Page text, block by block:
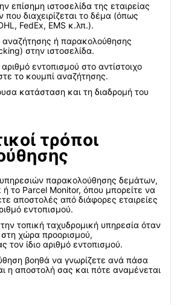
επίσημη ιστοσελίδα της εταιρείας
διαχειρίζεται το δέμα (όπως
FedEx, EMS κ.λπ.).
αναζήτησης ή παρακολούθησης
στην ιστοσελίδα.
εντοπισμού στο αντίστοιχο
το κουμπί αναζήτησης.
κατάσταση και τη διαδρομή του
τρόποι
παρακολούθησης δεμάτων,
το Parcel Monitor, όπου μπορείτε να
αποστολές από διάφορες εταιρείες
εντοπισμού.
τοπική ταχυδρομική υπηρεσία όταν
χώρα προορισμού,
τον ίδιο αριθμό εντοπισμού.
βοηθά να γνωρίζετε ανά πάσα
η αποστολή σας και πότε αναμένεται